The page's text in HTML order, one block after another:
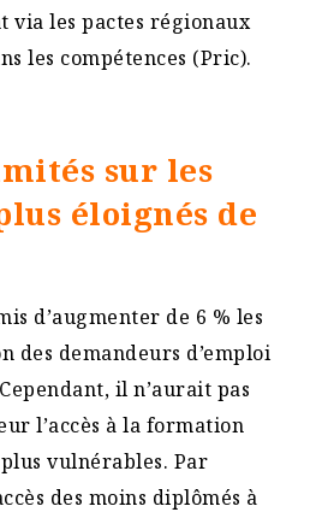
via les pactes régionaux
les compétences (Pric).
sur les
éloignés de
d’augmenter de 6 % les
des demandeurs d’emploi
il n’aurait pas
l’accès à la formation
vulnérables. Par
des moins diplômés à